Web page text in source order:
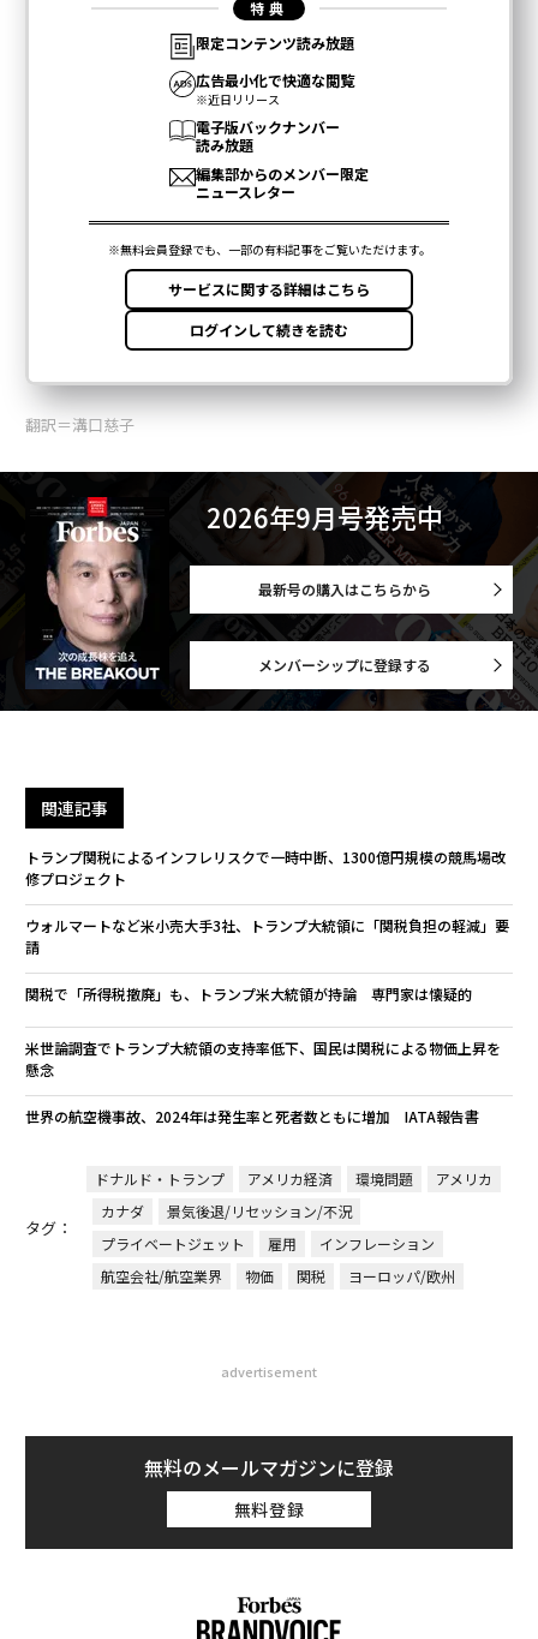
翻訳＝溝口慈子
2026年9月号発売中
最新号の購入はこちらから
メンバーシップに登録する
関連記事
トランプ関税によるインフレリスクで一時中断、1300億円規模の競馬場改
修プロジェクト
ウォルマートなど米小売大手3社、トランプ大統領に「関税負担の軽減」要
請
関税で「所得税撤廃」も、トランプ米大統領が持論 専門家は懐疑的
米世論調査でトランプ大統領の支持率低下、国民は関税による物価上昇を
懸念
世界の航空機事故、2024年は発生率と死者数ともに増加 IATA報告書
タグ：
ドナルド・トランプ アメリカ経済 環境問題
アメリカ
カナダ
景気後退/リセッション/不況
プライベートジェット
雇用
インフレーション
航空会社/航空業界
物価 関税 ヨーロッパ/欧州
advertisement
無料のメールマガジンに登録
無料登録